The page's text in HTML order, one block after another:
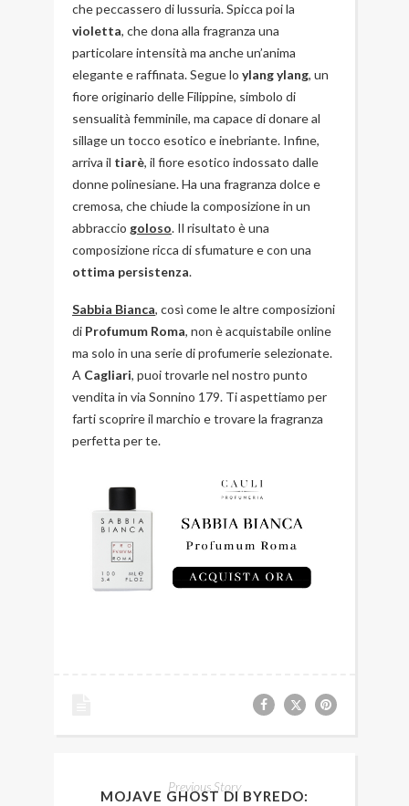
che peccassero di lussuria. Spicca poi la
violetta, che dona alla fragranza una
particolare intensità ma anche un’anima
elegante e raffinata. Segue lo ylang ylang, un
fiore originario delle Filippine, simbolo di
sensualità femminile, ma capace di donare al
sillage un tocco esotico e inebriante. Infine,
arriva il tiarè, il fiore esotico indossato dalle
donne polinesiane. Ha una fragranza dolce e
cremosa, che chiude la composizione in un
abbraccio goloso. Il risultato è una
composizione ricca di sfumature e con una
ottima persistenza.
Sabbia Bianca, così come le altre composizioni
di Profumum Roma, non è acquistabile online
ma solo in una serie di profumerie selezionate.
A Cagliari, puoi trovarle nel nostro punto
vendita in via Sonnino 179. Ti aspettiamo per
farti scoprire il marchio e trovare la fragranza
perfetta per te.
Previous Story
MOJAVE GHOST DI BYREDO: